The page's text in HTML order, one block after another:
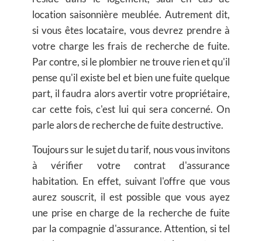
location saisonnière meublée. Autrement dit,
si vous êtes locataire, vous devrez prendre à
votre charge les frais de recherche de fuite.
Par contre, si le plombier ne trouve rien et qu'il
pense qu'il existe bel et bien une fuite quelque
part, il faudra alors avertir votre propriétaire,
car cette fois, c'est lui qui sera concerné. On
parle alors de recherche de fuite destructive.
Toujours sur le sujet du tarif, nous vous invitons
à vérifier votre contrat d'assurance
habitation. En effet, suivant l'offre que vous
aurez souscrit, il est possible que vous ayez
une prise en charge de la recherche de fuite
par la compagnie d'assurance. Attention, si tel